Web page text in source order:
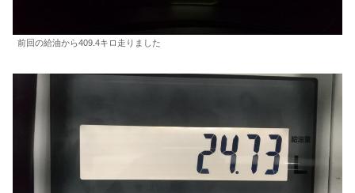
前回の給油から409.4キロ走りました